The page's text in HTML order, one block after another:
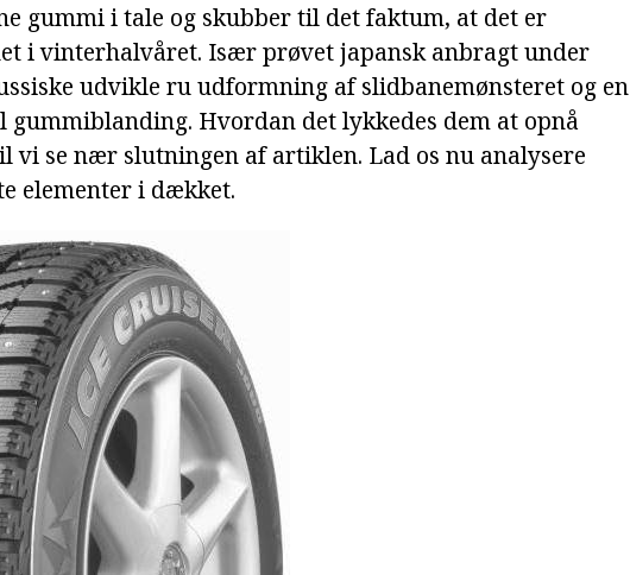
gummi i tale og skubber til det faktum, at det er
i vinterhalvåret. Især prøvet japansk anbragt under
udvikle ru udformning af slidbanemønsteret og en
Hvordan det lykkedes dem at opnå
vi se nær slutningen af artiklen. Lad os nu analysere
elementer i dækket.